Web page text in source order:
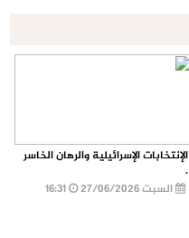
الإنتخابات الإسرائيلية والرهان الخاسر
.
السبت 27/06/2026
16:31